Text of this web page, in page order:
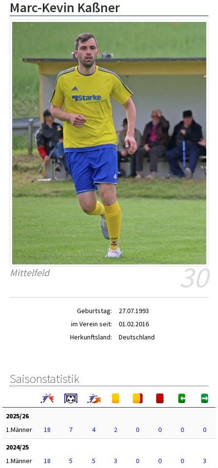
Marc-Kevin Kaßner
30
Mittelfeld
Geburtstag:
27.07.1993
im Verein seit:
01.02.2016
Herkunftsland:
Deutschland
Saisonstatistik
2025/26
1.Männer
18 7 4 2 0 0 0
0
2024/25
1.Männer
18 5 5 3 0 0 0
3